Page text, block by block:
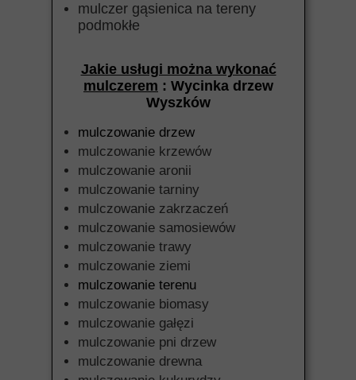
mulczer gąsienica na tereny
podmokłe
Jakie usługi można wykonać
mulczerem : Wycinka drzew
Wyszków
mulczowanie drzew
mulczowanie krzewów
mulczowanie aronii
mulczowanie tarniny
mulczowanie zakrzaczeń
mulczowanie samosiewów
mulczowanie trawy
mulczowanie ziemi
mulczowanie terenu
mulczowanie biomasy
mulczowanie gałęzi
mulczowanie pni drzew
mulczowanie drewna